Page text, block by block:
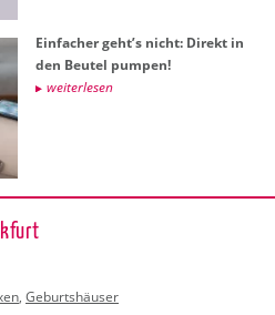
Ein­fa­cher geht’s nicht: Di­rekt in
den Beu­tel pum­pen!
wei­ter­le­sen
, Geburtshäuser